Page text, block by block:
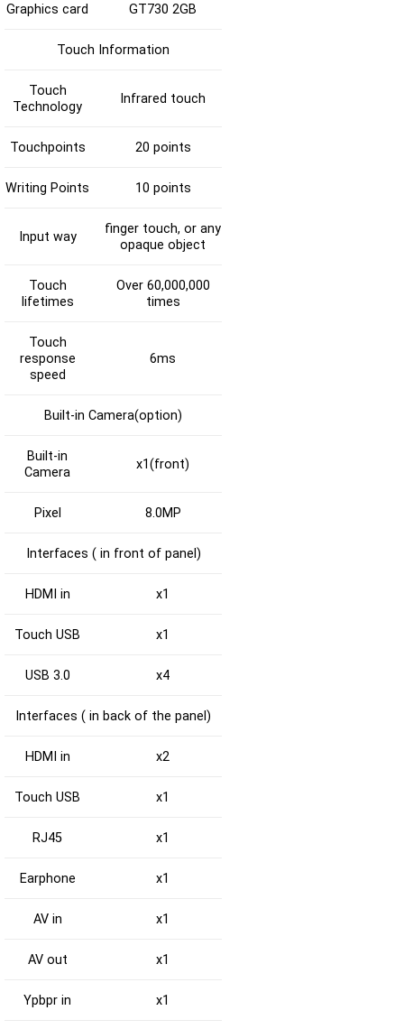
Graphics card GT730 2GB
Touch Information
Touch
Technology
Infrared touch
Touchpoints 20 points
Writing Points 10 points
Input way
finger touch, or any
opaque object
Touch
lifetimes
Over 60,000,000
times
Touch
response
speed
6ms
Built-in Camera(option)
Built-in
Camera
x1(front)
Pixel 8.0MP
Interfaces ( in front of panel)
HDMI in x1
Touch USB x1
USB 3.0 x4
Interfaces ( in back of the panel)
HDMI in x2
Touch USB x1
RJ45 x1
Earphone x1
AV in x1
AV out x1
Ypbpr in x1